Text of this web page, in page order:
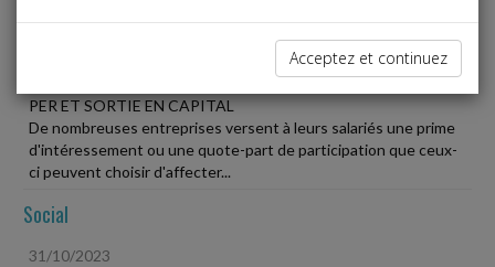
PER ET SORTIE EN CAPITAL
De nombreuses entreprises versent à leurs salariés une prime
d'intéressement ou une quote-part de participation que ceux-
ci peuvent choisir d'affecter...
Social
31/10/2023
Acceptez et continuez